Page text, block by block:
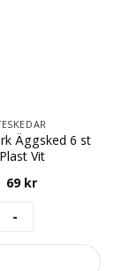
Äggsked 6 st
Plast Vit
69 kr